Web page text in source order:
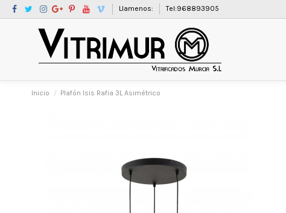
Llamenos: Tel:968893905
Inicio Plafón Isis Rafia 3L Asimétrico